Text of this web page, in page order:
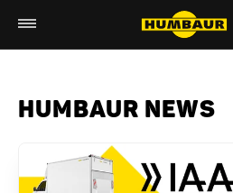
HUMBAUR NEWS